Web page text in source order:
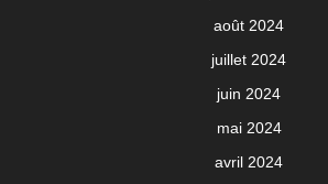
août 2024
juillet 2024
juin 2024
mai 2024
avril 2024